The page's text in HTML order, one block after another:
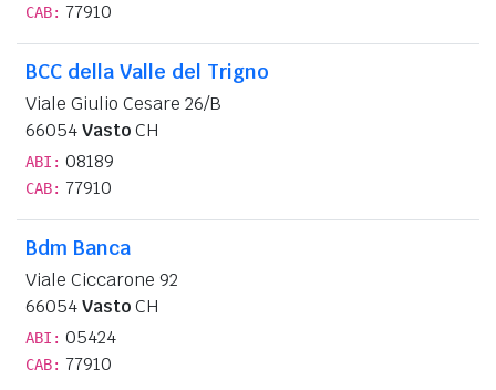
CAB: 77910
BCC della Valle del Trigno
Viale Giulio Cesare 26/B
66054VastoCH
ABI: 08189
CAB: 77910
Bdm Banca
Viale Ciccarone 92
66054VastoCH
ABI: 05424
CAB: 77910